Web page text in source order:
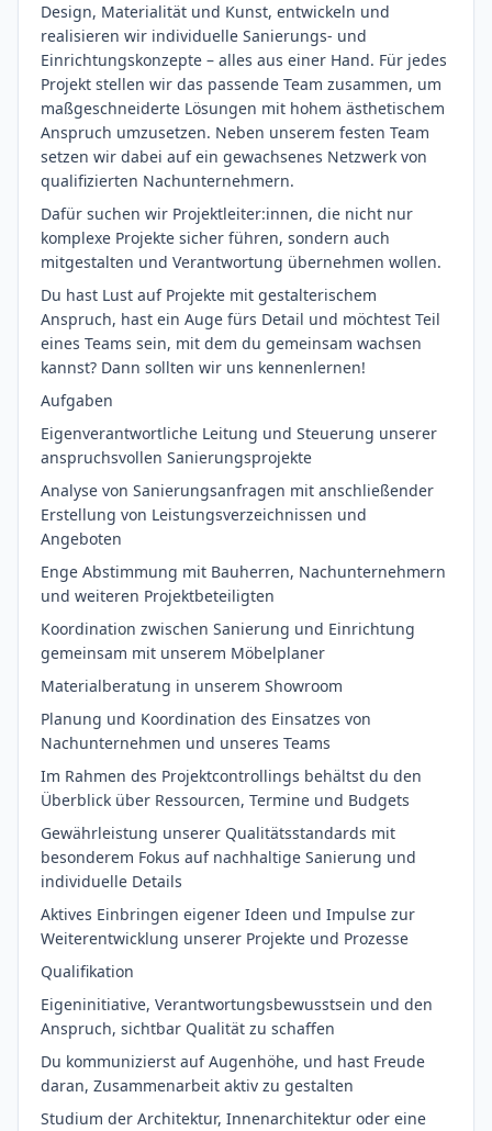
Design, Materialität und Kunst, entwickeln und
realisieren wir individuelle Sanierungs- und
Einrichtungskonzepte – alles aus einer Hand. Für jedes
Projekt stellen wir das passende Team zusammen, um
maßgeschneiderte Lösungen mit hohem ästhetischem
Anspruch umzusetzen. Neben unserem festen Team
setzen wir dabei auf ein gewachsenes Netzwerk von
qualifizierten Nachunternehmern.
Dafür suchen wir Projektleiter:innen, die nicht nur
komplexe Projekte sicher führen, sondern auch
mitgestalten und Verantwortung übernehmen wollen.
Du hast Lust auf Projekte mit gestalterischem
Anspruch, hast ein Auge fürs Detail und möchtest Teil
eines Teams sein, mit dem du gemeinsam wachsen
kannst? Dann sollten wir uns kennenlernen!
Aufgaben
Eigenverantwortliche Leitung und Steuerung unserer
anspruchsvollen Sanierungsprojekte
Analyse von Sanierungsanfragen mit anschließender
Erstellung von Leistungsverzeichnissen und
Angeboten
Enge Abstimmung mit Bauherren, Nachunternehmern
und weiteren Projektbeteiligten
Koordination zwischen Sanierung und Einrichtung
gemeinsam mit unserem Möbelplaner
Materialberatung in unserem Showroom
Planung und Koordination des Einsatzes von
Nachunternehmen und unseres Teams
Im Rahmen des Projektcontrollings behältst du den
Überblick über Ressourcen, Termine und Budgets
Gewährleistung unserer Qualitätsstandards mit
besonderem Fokus auf nachhaltige Sanierung und
individuelle Details
Aktives Einbringen eigener Ideen und Impulse zur
Weiterentwicklung unserer Projekte und Prozesse
Qualifikation
Eigeninitiative, Verantwortungsbewusstsein und den
Anspruch, sichtbar Qualität zu schaffen
Du kommunizierst auf Augenhöhe, und hast Freude
daran, Zusammenarbeit aktiv zu gestalten
Studium der Architektur, Innenarchitektur oder eine